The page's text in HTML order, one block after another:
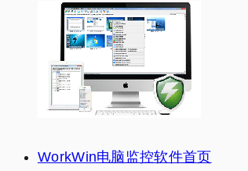
WorkWin电脑监控软件首页